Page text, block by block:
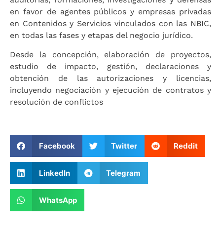
en favor de agentes públicos y empresas privadas
en Contenidos y Servicios vinculados con las NBIC,
en todas las fases y etapas del negocio jurídico.
Desde la concepción, elaboración de proyectos,
estudio de impacto, gestión, declaraciones y
obtención de las autorizaciones y licencias,
incluyendo negociación y ejecución de contratos y
resolución de conflictos
Facebook Twitter Reddit
LinkedIn Telegram
WhatsApp